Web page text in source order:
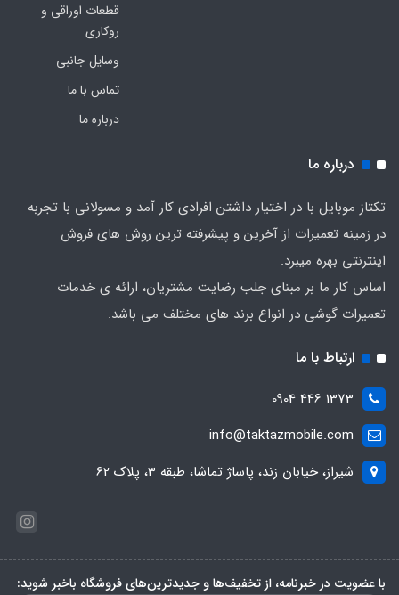
قطعات اوراقی و
روکاری
وسایل جانبی
تماس با ما
درباره ما
درباره ما
تکتاز موبایل با در اختیار داشتن افرادی کار آمد و مسولانی با تجربه
در زمینه تعمیرات از آخرین و پیشرفته ترین روش های فروش
اینترنتی بهره میبرد.
اساس کار ما بر مبنای جلب رضایت مشتریان، ارائه ی خدمات
تعمیرات گوشی در انواع برند های مختلف می باشد.
ارتباط با ما
1373 446 0904
info@taktazmobile.com
شیراز، خیابان زند، پاساژ تماشا، طبقه 3، پلاک 62
با عضویت در خبرنامه، از تخفیف‌ها و جدیدترین‌های فروشگاه باخبر شوید: